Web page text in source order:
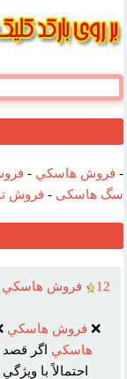
آدرس
- فروش هاسکي -
سگ هاسکی - فروش
12
فروش هاسکي
❌ فروش هاسکي
هاسکي اگر
احتمالاً با